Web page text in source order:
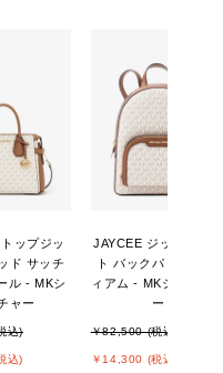
ップジッ
ド サッチ
ル - MKシ
ャー
込)
込)
JAYCEE ジップポケッ
ト バックパック ミデ
ィアム - MKシグネチ
ー
￥82,500 (税込)
￥14,300 (税込)